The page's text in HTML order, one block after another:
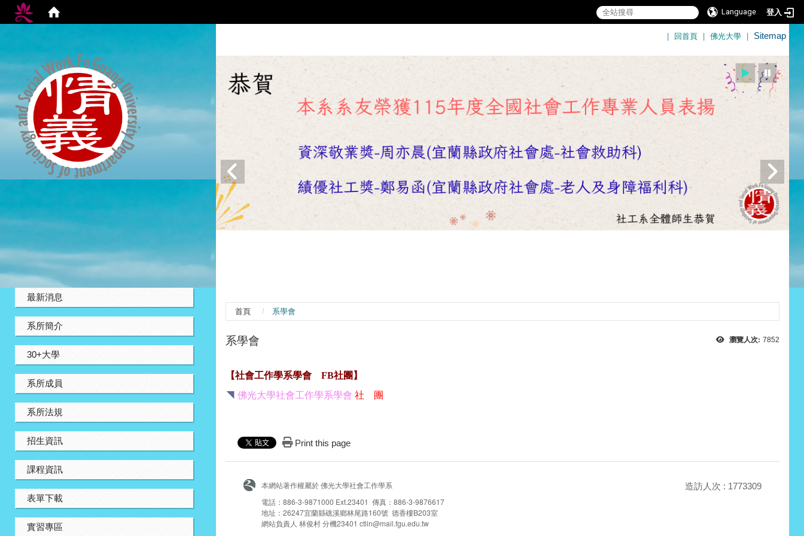
Language 登入
| 回首頁 | 佛光大學 | Sitemap
最新消息
系所簡介
30+大學
系所成員
系所法規
招生資訊
課程資訊
表單下載
實習專區
首頁 系學會
瀏覽人次: 7852
系學會
【社會工作學系學會 FB社團】
◥佛光大學社會工作學系學會 社 團
Print this page
本網站著作權屬於 佛光大學社會工作學系
電話：886-3-9871000 Ext.23401 傳真：886-3-9876617
地址：26247宜蘭縣礁溪鄉林尾路160號 德香樓B203室
網站負責人 林俊村 分機23401 ctlin@mail.fgu.edu.tw
造訪人次 : 1773309